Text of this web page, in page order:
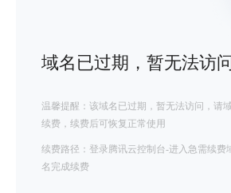
域名已过期，暂无法访
温馨提醒：该域名已过期，暂无法访问，请
续费，续费后可恢复正常使用
续费路径：登录腾讯云控制台-进入急需续费
名完成续费